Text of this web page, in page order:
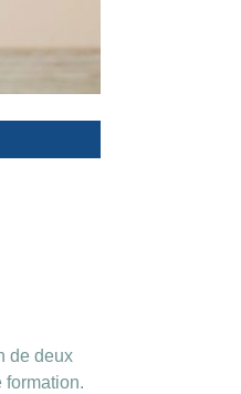
de deux
formation.